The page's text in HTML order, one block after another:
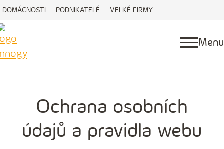
DOMÁCNOSTI PODNIKATELÉ VELKÉ FIRMY
Menu
Ochrana osobních
údajů a pravidla webu